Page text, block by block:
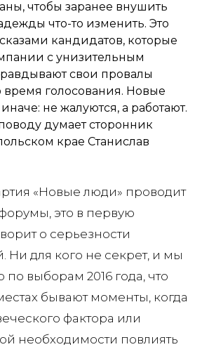
чтобы заранее внушить
что-то изменить. Это
кандидатов, которые
с унизительным
свои провалы
время голосования. Новые
не жалуются, а работают.
думает сторонник
крае Станислав
«Новые люди» проводит
это в первую
о серьезности
Ни для кого не секрет, и мы
по выборам 2016 года, что
бывают моменты, когда
фактора или
необходимости повлиять